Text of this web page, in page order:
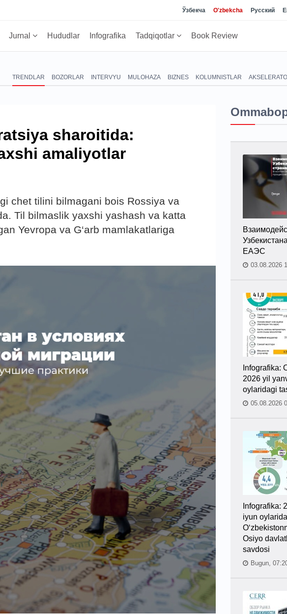
Ўзбекча O'zbekcha Русский
Jurnal Hududlar Infografika Tadqiqotlar Book Review
TRENDLAR BOZORLAR INTERVYU MULOHAZA BIZNES KOLUMNISTLAR
sharoitida:
amaliyotlar
chet tilini bilmagani bois Rossiya va
Til bilmaslik yaxshi yashash va katta
Yevropa va G‘arb mamlakatlariga
ЕАЭС
03.08.2026
Infografika:
2026 yil
oylaridagi
05.08.2026
Infografika:
iyun oylarida
Osiyo
savdosi
Bugun,